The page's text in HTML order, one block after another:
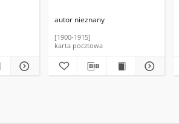
autor nieznany
[1900-1915]
karta pocztowa